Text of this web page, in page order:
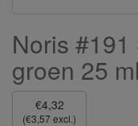
Noris
groen 25 ml
€4,32
(€3,57 excl.)